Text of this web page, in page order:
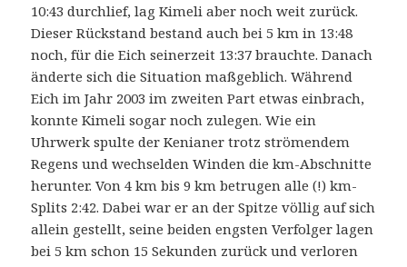
10:43 durchlief, lag Kimeli aber noch weit zurück.
Dieser Rückstand bestand auch bei 5 km in 13:48
noch, für die Eich seinerzeit 13:37 brauchte. Danach
änderte sich die Situation maßgeblich. Während
Eich im Jahr 2003 im zweiten Part etwas einbrach,
konnte Kimeli sogar noch zulegen. Wie ein
Uhrwerk spulte der Kenianer trotz strömendem
Regens und wechselden Winden die km-Abschnitte
herunter. Von 4 km bis 9 km betrugen alle (!) km-
Splits 2:42. Dabei war er an der Spitze völlig auf sich
allein gestellt, seine beiden engsten Verfolger lagen
bei 5 km schon 15 Sekunden zurück und verloren